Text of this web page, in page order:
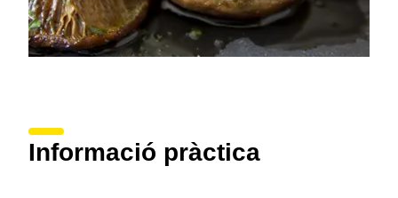
Informació pràctica